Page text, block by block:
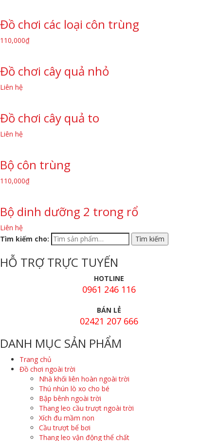
Đồ chơi các loại côn trùng
110,000₫
Đồ chơi cây quả nhỏ
Liên hệ
Đồ chơi cây quả to
Liên hệ
Bộ côn trùng
110,000₫
Bộ dinh dưỡng 2 trong rổ
Liên hệ
Tìm kiếm cho:
HỖ TRỢ TRỰC TUYẾN
HOTLINE
0961 246 116
BÁN LẺ
02421 207 666
DANH MỤC SẢN PHẨM
Trang chủ
Đồ chơi ngoài trời
Nhà khối liên hoàn ngoài trời
Thú nhún lò xo cho bé
Bập bênh ngoài trời
Thang leo cầu trượt ngoài trời
Xích đu mầm non
Cầu trượt bể bơi
Thang leo vận động thể chất